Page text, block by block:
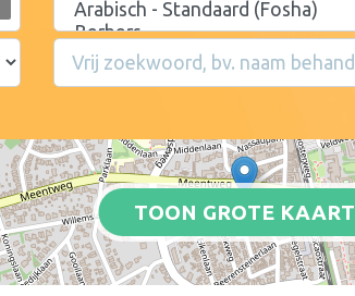
TOON GROTE KAART